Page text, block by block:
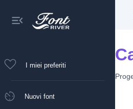
I miei preferiti
Nuovi font